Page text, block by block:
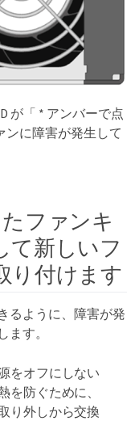
が「 * アンバーで点
ンに障害が発生して
ファンキ
て新しいフ
り付けます
るように、障害が発
す。
をオフにしない
を防ぐために、
り外しから交換